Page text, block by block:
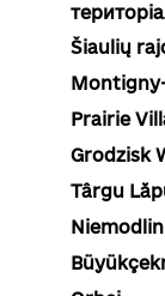
Šiaulių
Prairie
Grodzisk
Târgu
Niemodlin